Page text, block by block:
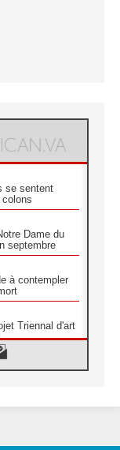
se sentent
Dame du
septembre
à contempler
Triennal d'art
aux religieuses